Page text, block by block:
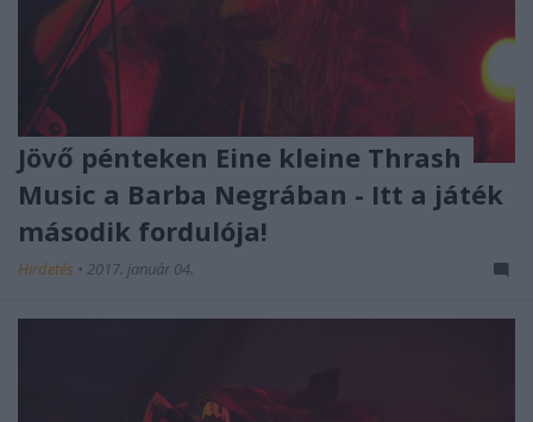
Jövő pénteken Eine kleine Thrash
Music a Barba Negrában - Itt a játék
második fordulója!
Hirdetés • 2017. január 04.